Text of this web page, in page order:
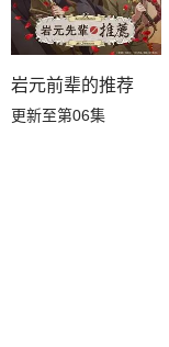
岩元前辈的推荐
更新至第06集